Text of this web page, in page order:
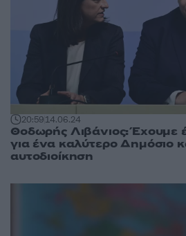
20:5914.06.24
Θοδωρής Λιβάνιος: Έχουμε
για ένα καλύτερο Δημόσιο
αυτοδιοίκηση